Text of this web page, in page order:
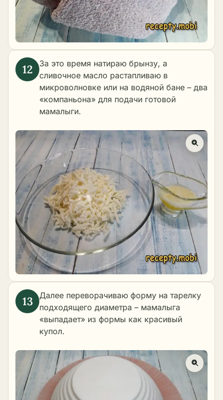
За это время натираю брынзу, а
сливочное масло растапливаю в
микроволновке или на водяной бане – два
«компаньона» для подачи готовой
мамалыги.
Далее переворачиваю форму на тарелку
подходящего диаметра – мамалыга
«выпадает» из формы как красивый
купол.